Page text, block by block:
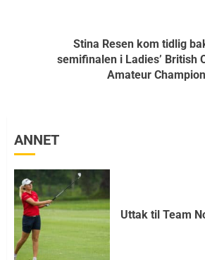
Stina Resen kom tidlig
semifinalen i Ladies’ British
Amateur
ANNET
Uttak til Team